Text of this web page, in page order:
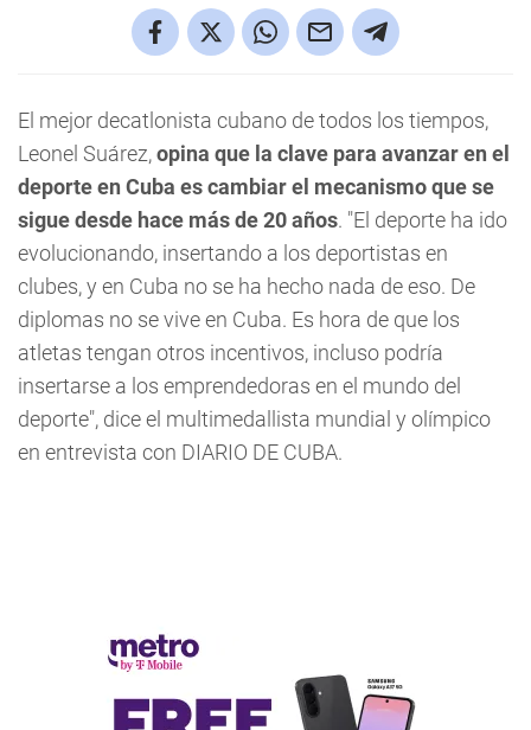
El mejor decatlonista cubano de todos los tiempos,
Leonel Suárez,opina que la clave para avanzar en el
deporte en Cuba es cambiar el mecanismo que se
sigue desde hace más de 20 años. "El deporte ha ido
evolucionando, insertando a los deportistas en
clubes, y en Cuba no se ha hecho nada de eso. De
diplomas no se vive en Cuba. Es hora de que los
atletas tengan otros incentivos, incluso podría
insertarse a los emprendedoras en el mundo del
deporte", dice el multimedallista mundial y olímpico
en entrevista con DIARIO DE CUBA.